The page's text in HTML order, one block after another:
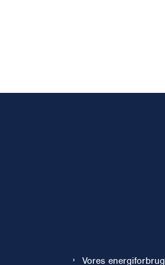
Vores energiforbrug